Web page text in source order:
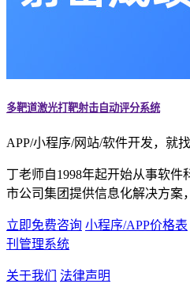
多靶道激光打靶射击自动评分系统
APP/小程序/网站/软件开发，就
丁老师自1998年起开始从事软件
市公司集团提供信息化解决方案
立即免费咨询 小程序/APP价格表
刊管理系统
关于我们 法律声明